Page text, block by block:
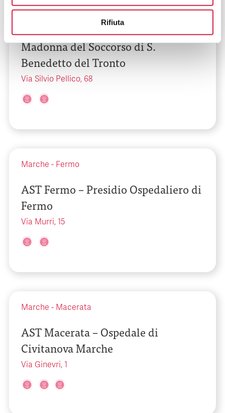
Rifiuta
Marche-Ascoli Piceno
AST Ascoli Piceno – Ospedale
Madonna del Soccorso di S.
Benedetto del Tronto
Via Silvio Pellico, 68
Marche - Fermo
AST Fermo – Presidio Ospedaliero di
Fermo
Via Murri, 15
Marche - Macerata
AST Macerata – Ospedale di
Civitanova Marche
Via Ginevri, 1